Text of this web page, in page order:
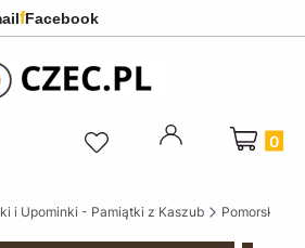
fFacebook
Produkty
i Upominki - Pamiątki z Kaszub Pomorskie